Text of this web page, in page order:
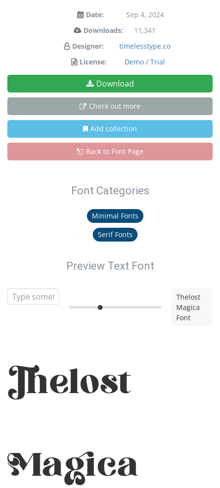
Date:
Sep 4, 2024
Downloads:
11,341
Designer:
timelesstype.co
License:
Demo / Trial
Download
Check out more
Add collection
Back to Font Page
Font Categories
Minimal Fonts
Serif Fonts
Preview Text Font
Thelost
Magica
Font
Thelost
Magica